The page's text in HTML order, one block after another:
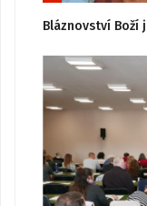
Bláznovství Boží